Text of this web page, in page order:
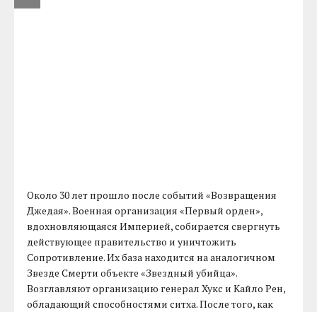
Около 30 лет прошло после событий «Возвращения
Джедая». Военная организация «Первый орден»,
вдохновляющаяся Империей, собирается свергнуть
действующее правительство и уничтожить
Сопротивление. Их база находится на аналогичном
Звезде Смерти объекте «Звездный убийца».
Возглавляют организацию генерал Хукс и Кайло Рен,
обладающий способностями ситха. После того, как